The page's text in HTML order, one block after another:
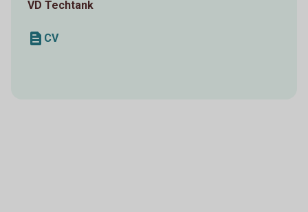
VD Techtank
CV